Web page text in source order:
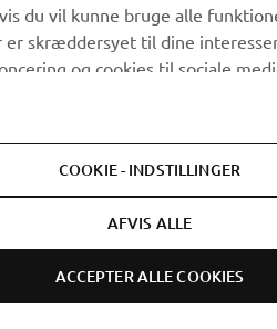
du vil kunne bruge alle
er skræddersyet til dine
og cookies til sociale
vil acceptere disse cookies eller
kan også til enhver tid ændre
gennem voresCookie Policy. Læs
og hvordan vi bruger dem.
COOKIE - INDSTILLINGER
AFVIS ALLE
ACCEPTER ALLE COOKIES